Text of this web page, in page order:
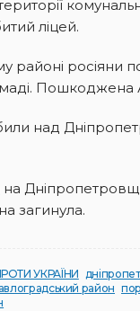
ліцей.
районі росіяни
Пошкоджена
над
на
загинула.
УКРАЇНИ
район